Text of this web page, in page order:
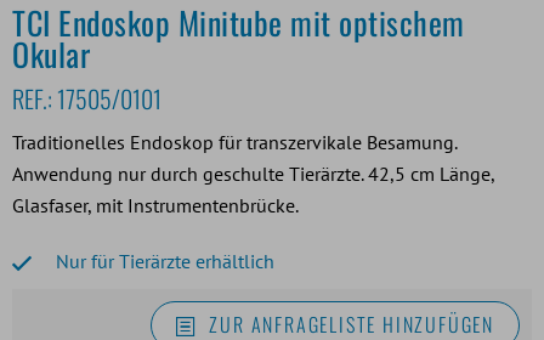
TCI Endoskop Minitube mit optischem
Okular
REF.: 17505/0101
Traditionelles Endoskop für transzervikale Besamung.
Anwendung nur durch geschulte Tierärzte. 42,5 cm Länge,
Glasfaser, mit Instrumentenbrücke.
Nur für Tierärzte erhältlich
ZUR ANFRAGELISTE HINZUFÜGEN